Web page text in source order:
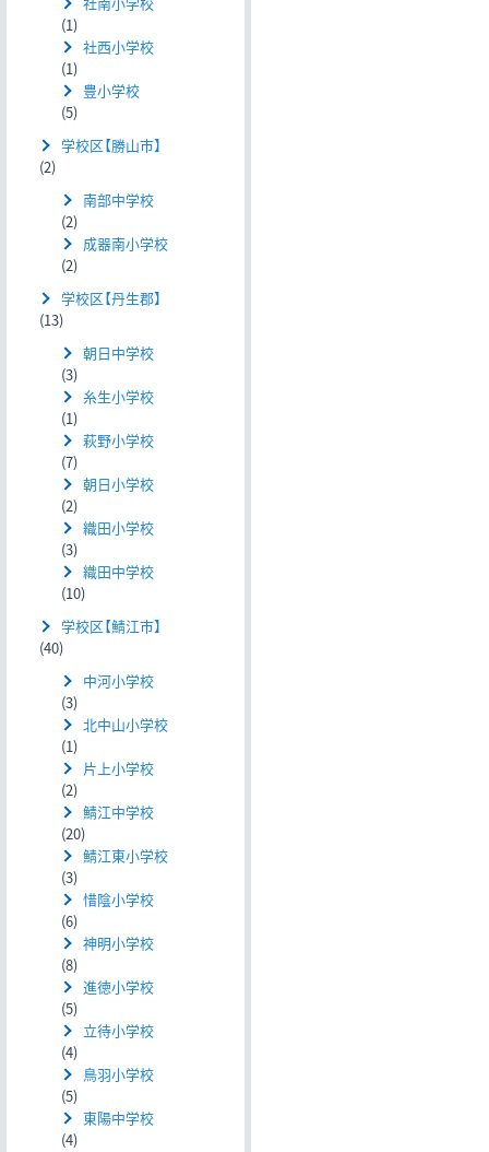
(1)
社西小学校
(1)
豊小学校
(5)
学校区【勝山市】
(2)
南部中学校
(2)
成器南小学校
(2)
学校区【丹生郡】
(13)
朝日中学校
(3)
糸生小学校
(1)
萩野小学校
(7)
朝日小学校
(2)
織田小学校
(3)
織田中学校
(10)
学校区【鯖江市】
(40)
中河小学校
(3)
北中山小学校
(1)
片上小学校
(2)
鯖江中学校
(20)
鯖江東小学校
(3)
惜陰小学校
(6)
神明小学校
(8)
進徳小学校
(5)
立待小学校
(4)
鳥羽小学校
(5)
東陽中学校
(4)